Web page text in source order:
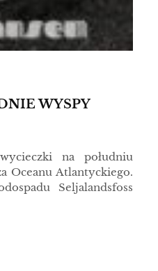
WYSPY
na południu
Oceanu Atlantyckiego.
Seljalandsfoss